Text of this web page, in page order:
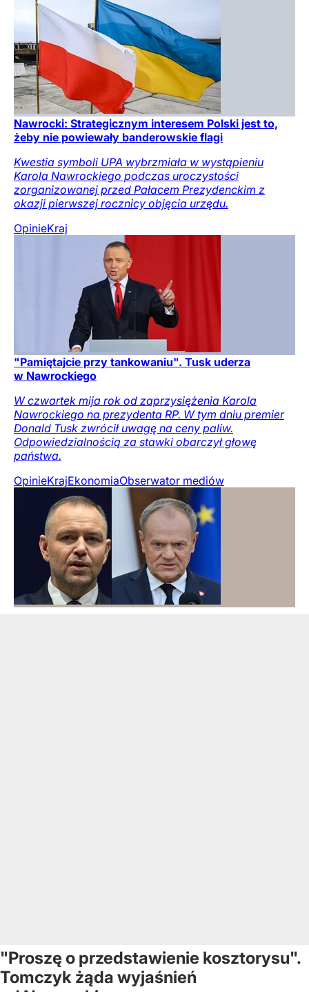
Nawrocki: Strategicznym interesem Polski jest to,
żeby nie powiewały banderowskie flagi
Kwestia symboli UPA wybrzmiała w wystąpieniu
Karola Nawrockiego podczas uroczystości
zorganizowanej przed Pałacem Prezydenckim z
okazji pierwszej rocznicy objęcia urzędu.
OpinieKraj
"Pamiętajcie przy tankowaniu". Tusk uderza
w Nawrockiego
W czwartek mija rok od zaprzysiężenia Karola
Nawrockiego na prezydenta RP. W tym dniu premier
Donald Tusk zwrócił uwagę na ceny paliw.
Odpowiedzialnością za stawki obarczył głowę
państwa.
OpinieKrajEkonomiaObserwator mediów
"Proszę o przedstawienie kosztorysu".
Tomczyk żąda wyjaśnień